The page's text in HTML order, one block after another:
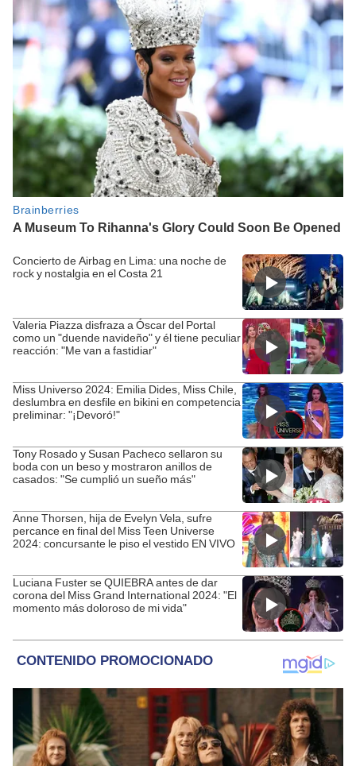
Concierto de Airbag en Lima: una noche de
rock y nostalgia en el Costa 21
Valeria Piazza disfraza a Óscar del Portal
como un "duende navideño" y él tiene peculiar
reacción: "Me van a fastidiar"
Miss Universo 2024: Emilia Dides, Miss Chile,
deslumbra en desfile en bikini en competencia
preliminar: "¡Devoró!"
Tony Rosado y Susan Pacheco sellaron su
boda con un beso y mostraron anillos de
casados: "Se cumplió un sueño más"
Anne Thorsen, hija de Evelyn Vela, sufre
percance en final del Miss Teen Universe
2024: concursante le piso el vestido EN VIVO
Luciana Fuster se QUIEBRA antes de dar
corona del Miss Grand International 2024: "El
momento más doloroso de mi vida"